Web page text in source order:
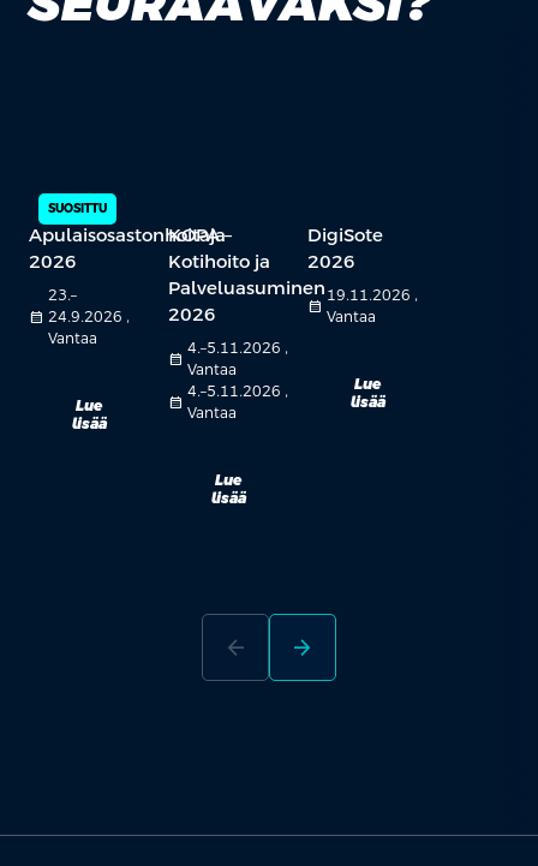
SUOSITTU
Apulaisosastonhoitaja
2026
calendar_month
23.–
24.9.2026 ,
Vantaa
Lue
lisää
KOPA –
Kotihoito ja
Palveluasuminen
2026
calendar_month
4.–5.11.2026 ,
Vantaa
calendar_month
4.–5.11.2026 ,
Vantaa
Lue
lisää
DigiSote
2026
calendar_month
19.11.2026 ,
Vantaa
Lue
lisää
arrow_back arrow_forward